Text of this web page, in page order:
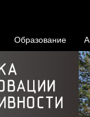
Образование